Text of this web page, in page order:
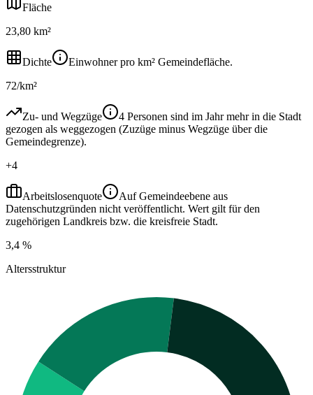
Fläche
23,80 km²
Dichte
Einwohner pro km² Gemeindefläche.
72/km²
Zu- und Wegzüge
4 Personen sind im Jahr mehr in die Stadt
gezogen als weggezogen (Zuzüge minus Wegzüge über die
Gemeindegrenze).
+4
Arbeitslosenquote
Auf Gemeindeebene aus
Datenschutzgründen nicht veröffentlicht. Wert gilt für den
zugehörigen Landkreis bzw. die kreisfreie Stadt.
3,4 %
Altersstruktur